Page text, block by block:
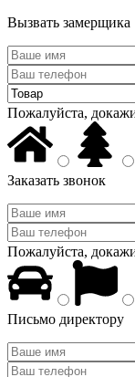
Вызвать замерщика
Пожалуйста,
Заказать звонок
Пожалуйста,
Письмо директору